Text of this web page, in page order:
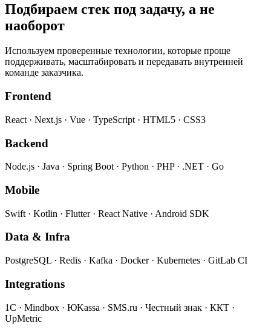
Подбираем стек под задачу, а не
наоборот
Используем проверенные технологии, которые проще
поддерживать, масштабировать и передавать внутренней
команде заказчика.
Frontend
React · Next.js · Vue · TypeScript · HTML5 · CSS3
Backend
Node.js · Java · Spring Boot · Python · PHP · .NET · Go
Mobile
Swift · Kotlin · Flutter · React Native · Android SDK
Data & Infra
PostgreSQL · Redis · Kafka · Docker · Kubernetes · GitLab CI
Integrations
1С · Mindbox · ЮKassa · SMS.ru · Честный знак · ККТ ·
UpMetric